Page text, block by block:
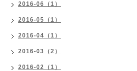
2016-06（1）
2016-05（1）
2016-04（1）
2016-03（2）
2016-02（1）